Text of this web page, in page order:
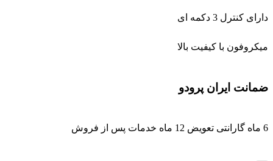
دارای کنترل 3 دکمه‌ ای
میکروفون با کیفیت بالا
ضمانت ایران پرودو
6 ماه گارانتی تعویض 12 ماه خدمات پس از فروش